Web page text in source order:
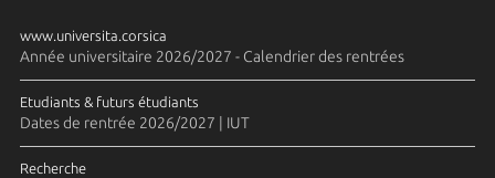
www.universita.corsica
Année universitaire 2026/2027 - Calendrier des rentrées
Etudiants & futurs étudiants
Dates de rentrée 2026/2027 | IUT
Recherche